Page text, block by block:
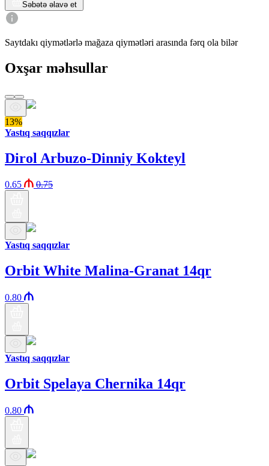
Səbətə əlavə et
Saytdakı qiymətlərlə mağaza qiymətləri arasında fərq ola bilər
Oxşar məhsullar
13%
Yastıq saqqızlar
Dirol Arbuzo-Dinniy Kokteyl
0.65 0.75
Yastıq saqqızlar
Orbit White Malina-Granat 14qr
0.80
Yastıq saqqızlar
Orbit Spelaya Chernika 14qr
0.80